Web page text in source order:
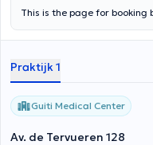
This is the page for
Praktijk 1
Guiti Medical Center
Av. de Tervueren 128